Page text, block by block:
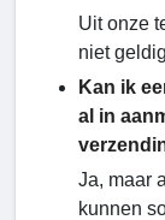
Uit onze
niet
Kan ik
al in
Ja, maar
kunnen